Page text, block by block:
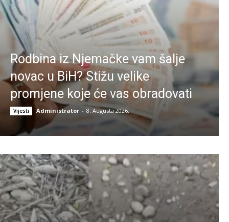
Rodbina iz Njemačke vam šalje
novac u BiH? Stižu velike
promjene koje će vas obradovati
Vijesti Administrator - 8. Augusta 2026.